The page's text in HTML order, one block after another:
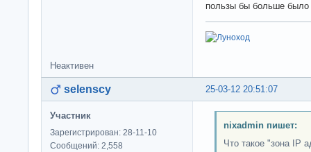
пользы бы больше было
Неактивен
25-03-12 20:51:07
selenscy
Участник
Зарегистрирован: 28-11-10
Сообщений: 2,558
nixadmin пишет:
Что такое "зона IP